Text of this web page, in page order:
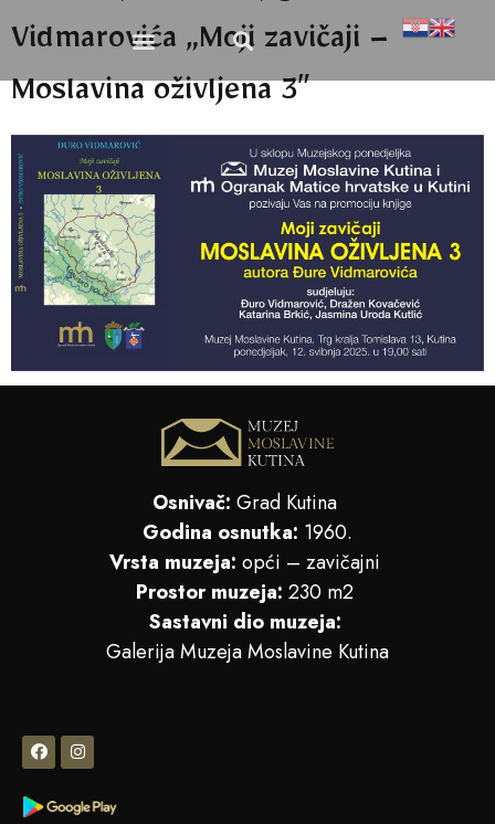
Vidmarovića „Moji zavičaji –
Moslavina oživljena 3″
Osnivač: Grad Kutina
Godina osnutka: 1960.
Vrsta muzeja: opći – zavičajni
Prostor muzeja: 230 m2
Sastavni dio muzeja:
Galerija Muzeja Moslavine Kutina